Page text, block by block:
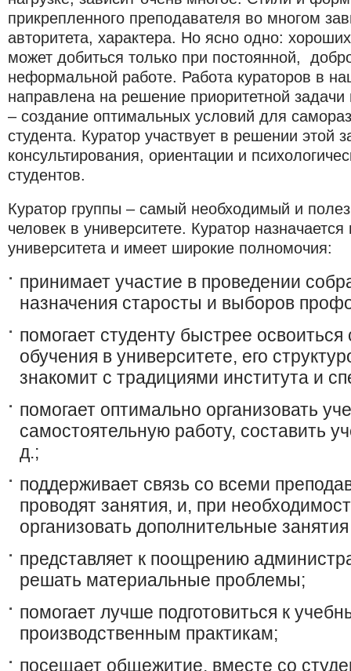
прикрепленного преподавателя во многом
авторитета, характера. Но ясно одно:
может добиться только при постоянной,
неформальной работе. Работа кураторов в
направлена на решение приоритетной задачи
– создание оптимальных условий для
студента. Куратор участвует в решении этой
консультирования, ориентации и
студентов.
Куратор группы – самый необходимый и
человек в университете. Куратор
университета и имеет широкие полномочия:
принимает участие в проведении
назначения старосты и выборов
помогает студенту быстрее
обучения в университете, его
знакомит с традициями института и
помогает оптимально организовать
самостоятельную работу, составить
д.;
поддерживает связь со всеми
проводят занятия, и, при
организовать дополнительные
представляет к поощрению
решать материальные проблемы;
помогает лучше подготовиться к
производственным практикам;
посещает общежитие, вместе со